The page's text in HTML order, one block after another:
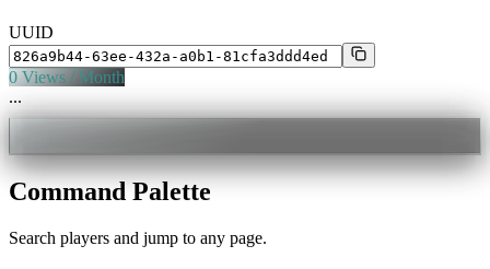
UUID
0 Views / Month
...
Command Palette
Search players and jump to any page.